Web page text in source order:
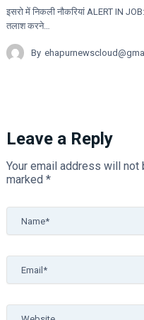
इसरो में निकली नौकरियां ALERT IN
तलाश करने…
By
Leave a Reply
Your email address will not
marked *
Name*
Email*
Website